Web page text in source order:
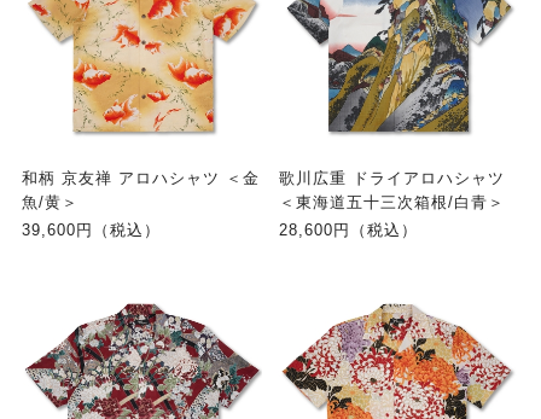
和柄 京友禅 アロハシャツ ＜金
魚/黄＞
39,600円（税込）
歌川広重 ドライアロハシャツ
＜東海道五十三次箱根/白青＞
28,600円（税込）